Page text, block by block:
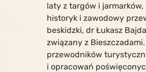
laty z targów i
historyk i zawodowy
beskidzki, dr Łukasz
związany z
przewodników
i opracowań